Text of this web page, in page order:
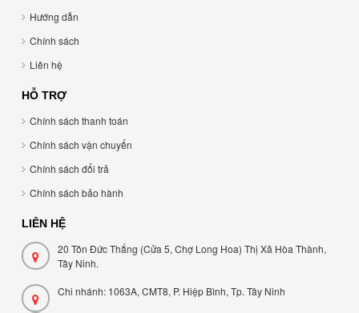
Hướng dẫn
Chính sách
Liên hệ
HỖ TRỢ
Chính sách thanh toán
Chính sách vận chuyển
Chính sách đổi trả
Chính sách bảo hành
LIÊN HỆ
20 Tôn Đức Thắng (Cửa 5, Chợ Long Hoa) Thị Xã Hòa Thành,
Tây Ninh.
Chi nhánh: 1063A, CMT8, P. Hiệp Bình, Tp. Tây Ninh